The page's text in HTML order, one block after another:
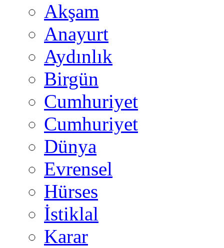
Akşam
Anayurt
Aydınlık
Birgün
Cumhuriyet
Cumhuriyet
Dünya
Evrensel
Hürses
İstiklal
Karar